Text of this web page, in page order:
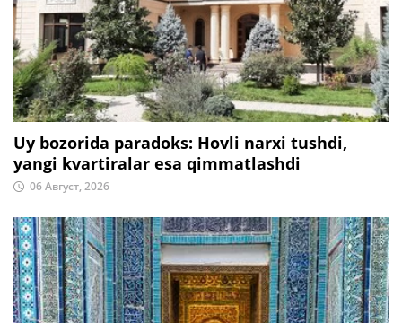
Uy bozorida paradoks: Hovli narxi tushdi,
yangi kvartiralar esa qimmatlashdi
06 Август, 2026